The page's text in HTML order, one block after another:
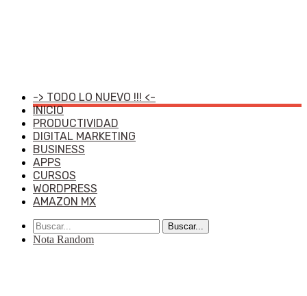
-> TODO LO NUEVO !!! <-
INICIO
PRODUCTIVIDAD
DIGITAL MARKETING
BUSINESS
APPS
CURSOS
WORDPRESS
AMAZON MX
Buscar...
Nota Random